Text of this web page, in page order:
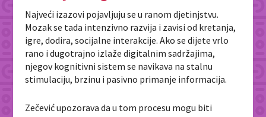
Najveći izazovi pojavljuju se u ranom djetinjstvu.
Mozak se tada intenzivno razvija i zavisi od kretanja,
igre, dodira, socijalne interakcije. Ako se dijete vrlo
rano i dugotrajno izlaže digitalnim sadržajima,
njegov kognitivni sistem se navikava na stalnu
stimulaciju, brzinu i pasivno primanje informacija.
Zečević upozorava da u tom procesu mogu biti